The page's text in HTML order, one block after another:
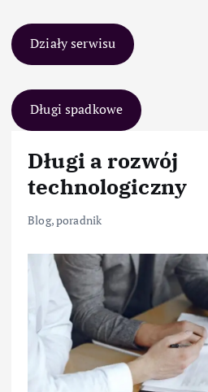
Działy serwisu
Długi spadkowe
Długi a rozwój
technologiczny
Blog,poradnik